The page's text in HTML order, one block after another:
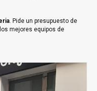
. Pide un presupuesto de
mejores equipos de